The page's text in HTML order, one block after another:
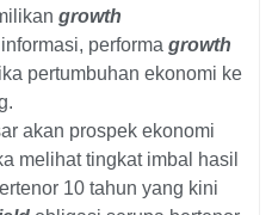
growth
performa growth
pertumbuhan ekonomi ke
akan prospek ekonomi
melihat tingkat imbal hasil
10 tahun yang kini